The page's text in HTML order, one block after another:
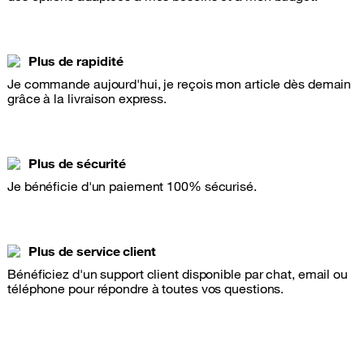
Plus de rapidité
Je commande aujourd'hui, je reçois mon article dès demain
grâce à la livraison express.
Plus de sécurité
Je bénéficie d'un paiement 100% sécurisé.
Plus de service client
Bénéficiez d'un support client disponible par chat, email ou
téléphone pour répondre à toutes vos questions.